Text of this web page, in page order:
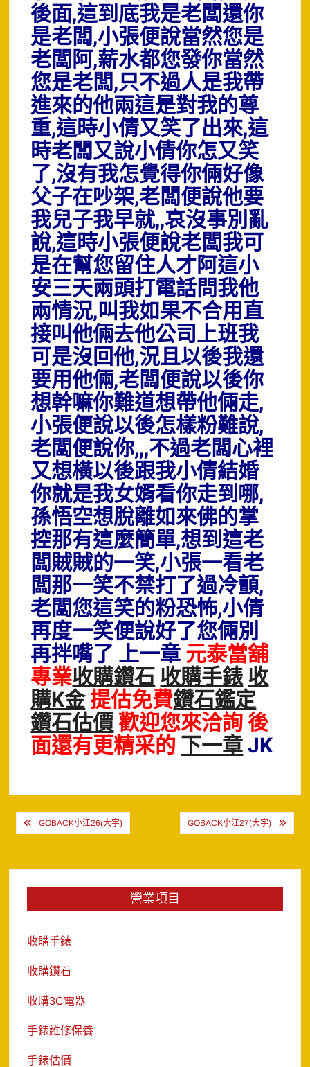
後面,這到底我是老闆還你
是老闆,小張便說當然您是
老闆阿,薪水都您發你當然
您是老闆,只不過人是我帶
進來的他兩這是對我的尊
重,這時小倩又笑了出來,這
時老闆又說小倩你怎又笑
了,沒有我怎覺得你倆好像
父子在吵架,老闆便說他要
我兒子我早就,,哀沒事別亂
說,這時小張便說老闆我可
是在幫您留住人才阿這小
安三天兩頭打電話問我他
兩情況,叫我如果不合用直
接叫他倆去他公司上班我
可是沒回他,況且以後我還
要用他倆,老闆便說以後你
想幹嘛你難道想帶他倆走,
小張便說以後怎樣粉難說,
老闆便說你,,,不過老闆心裡
又想橫以後跟我小倩結婚
你就是我女婿看你走到哪,
孫悟空想脫離如來佛的掌
控那有這麼簡單,想到這老
闆賊賊的一笑,小張一看老
闆那一笑不禁打了過冷顫,
老闆您這笑的粉恐怖,小倩
再度一笑便說好了您倆別
再拌嘴了 上一章元泰當舖
專業收購鑽石收購手錶收
購K金提估免費鑽石鑑定
鑽石估價歡迎您來洽詢 後
面還有更精采的下一章JK
文
導
覽
GOBACK小江26(大字) GOBACK小江27(大字)
營業項目
收購手錶
收購鑽石
收購3C電器
手錶維修保養
手錶估價